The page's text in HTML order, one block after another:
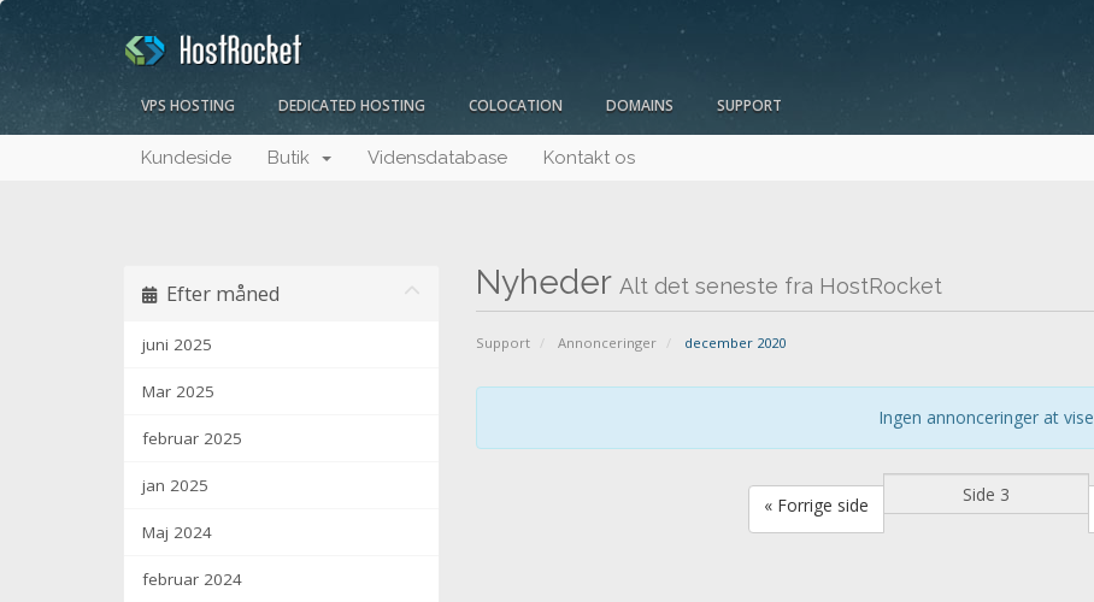
VPS HOSTING DEDICATED HOSTING COLOCATION DOMAINS SUPPORT
Kundeside Butik Vidensdatabase Kontakt os
Nyheder Alt det seneste fra HostRocket
Support Annonceringer december 2020
Efter måned
juni 2025
Mar 2025
februar 2025
jan 2025
Maj 2024
februar 2024
Ingen annonceringer at vise
« Forrige side